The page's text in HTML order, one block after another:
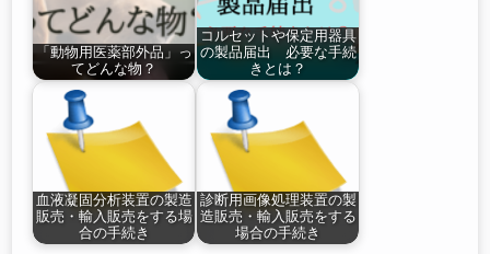
「動物用医薬部外品」っ
てどんな物？
コルセットや保定用器具
の製品届出 必要な手続
きとは？
血液凝固分析装置の製造
販売・輸入販売をする場
合の手続き
診断用画像処理装置の製
造販売・輸入販売をする
場合の手続き